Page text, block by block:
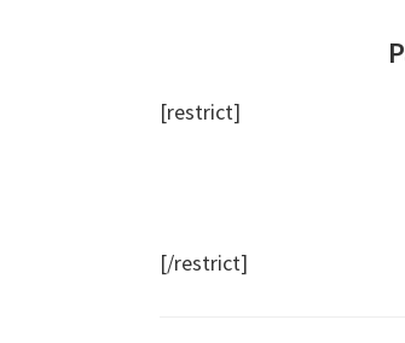
[restrict]
[/restrict]